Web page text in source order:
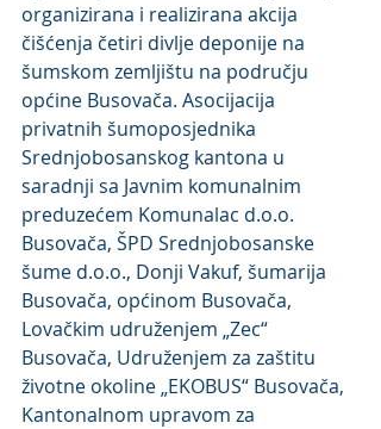
organizirana i realizirana akcija
čišćenja četiri divlje deponije na
šumskom zemljištu na području
općine Busovača. Asocijacija
privatnih šumoposjednika
Srednjobosanskog kantona u
saradnji sa Javnim komunalnim
preduzećem Komunalac d.o.o.
Busovača, ŠPD Srednjobosanske
šume d.o.o., Donji Vakuf, šumarija
Busovača, općinom Busovača,
Lovačkim udruženjem „Zec“
Busovača, Udruženjem za zaštitu
životne okoline „EKOBUS“ Busovača,
Kantonalnom upravom za